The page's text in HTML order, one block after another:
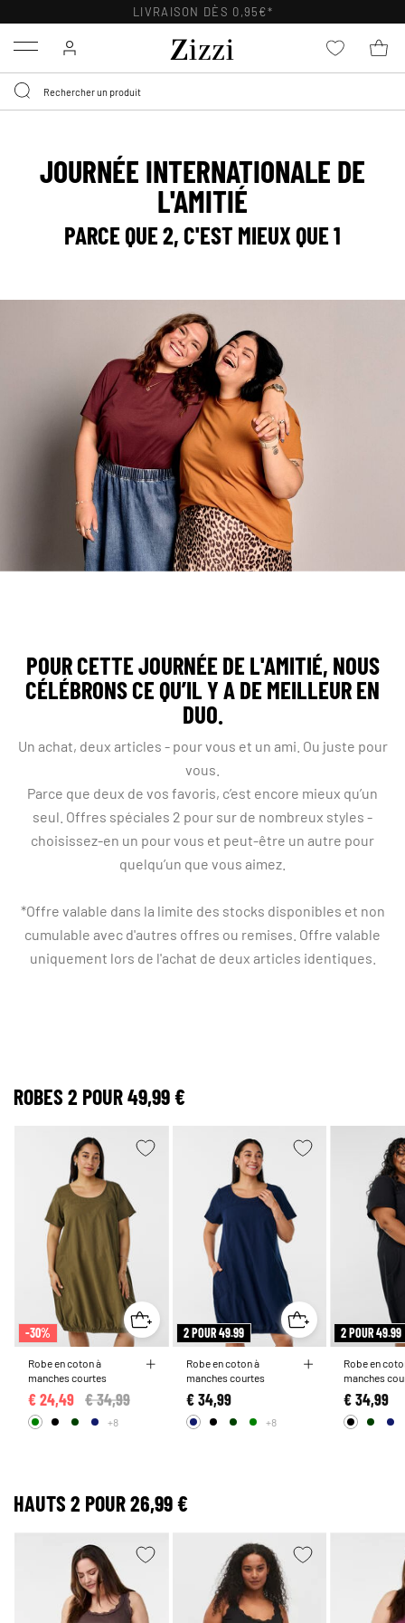
LIVRAISON DÈS 0,95€*
Menu
JOURNÉE INTERNATIONALE DE
L'AMITIÉ
PARCE QUE 2, C'EST MIEUX QUE 1
POUR CETTE JOURNÉE DE L'AMITIÉ, NOUS
CÉLÉBRONS CE QU’IL Y A DE MEILLEUR EN
DUO.
Un achat, deux articles - pour vous et un ami. Ou juste pour
vous.
Parce que deux de vos favoris, c’est encore mieux qu’un
seul. Offres spéciales 2 pour sur de nombreux styles -
choisissez-en un pour vous et peut-être un autre pour
quelqu’un que vous aimez.
*Offre valable dans la limite des stocks disponibles et non
cumulable avec d'autres offres ou remises. Offre valable
uniquement lors de l'achat de deux articles identiques.
ROBES 2 POUR 49,99 €
-30%
Robe en coton à
manches courtes
Price reduced from
€ 34,99
€ 24,49
+8
2 POUR 49.99
Robe en coton à
manches courtes
€ 34,99
+8
2 POUR 49.99
Robe en
manches
€ 34,99
HAUTS 2 POUR 26,99 €